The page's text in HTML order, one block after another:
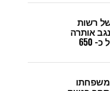
רשות
אותרה
חממת קנאביס של כ- 650
משפחתו